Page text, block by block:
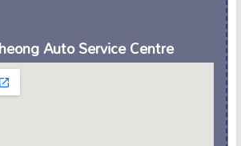
Auto Service Centre